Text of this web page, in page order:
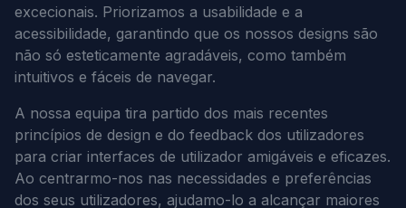
excecionais. Priorizamos a usabilidade e a
acessibilidade, garantindo que os nossos designs são
não só esteticamente agradáveis, como também
intuitivos e fáceis de navegar.
A nossa equipa tira partido dos mais recentes
princípios de design e do feedback dos utilizadores
para criar interfaces de utilizador amigáveis e eficazes.
Ao centrarmo-nos nas necessidades e preferências
dos seus utilizadores, ajudamo-lo a alcançar maiores